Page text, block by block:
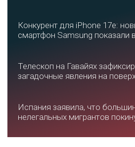
Конкурент для iPhone 17e:
смартфон Samsung показали
Телескоп на Гавайях
загадочные явления на
Испания заявила, что
нелегальных мигрантов